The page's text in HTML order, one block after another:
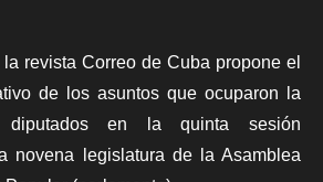
revista Correo de Cuba propone el
de los asuntos que ocuparon la
en la quinta sesión
novena legislatura de la Asamblea